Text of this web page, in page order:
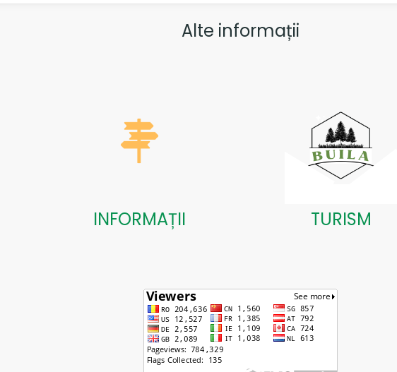
Alte informații
INFORMAȚII TURISM